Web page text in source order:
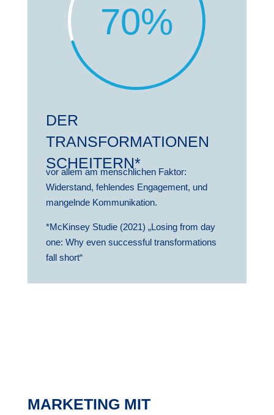
70%
DER
TRANSFORMATIONEN
SCHEITERN*
vor allem am menschlichen Faktor:
Widerstand, fehlendes Engagement, und
mangelnde Kommunikation.
*McKinsey Studie (2021) „Losing from day
one: Why even successful transformations
fall short“
MARKETING MIT